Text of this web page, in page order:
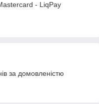
- LiqPay
за домовленістю